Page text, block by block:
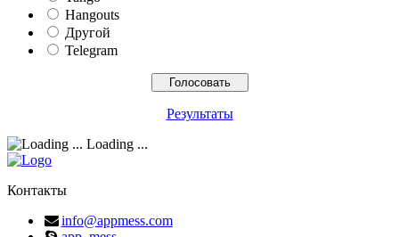
Hangouts
Другой
Telegram
Результаты
Loading ...
Контакты
info@appmess.com